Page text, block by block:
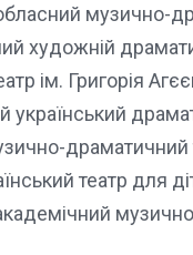
музично-
художній
ім. Григорія
український
драматичний
театр для